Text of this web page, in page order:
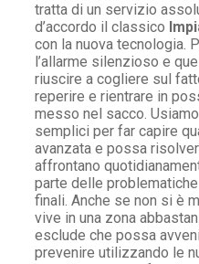
tratta di un servizio
d’accordo il classico
con la nuova tecnologia.
l’allarme silenzioso e
riuscire a cogliere sul
reperire e rientrare in
messo nel sacco.
semplici per far capire
avanzata e possa
affrontano
parte delle
finali. Anche se non si è
vive in una zona
esclude che possa
prevenire utilizzando le